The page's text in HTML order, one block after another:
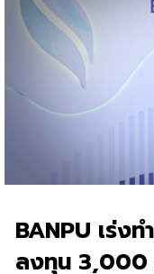
BANPU เร่ง
ลงทุน 3,000